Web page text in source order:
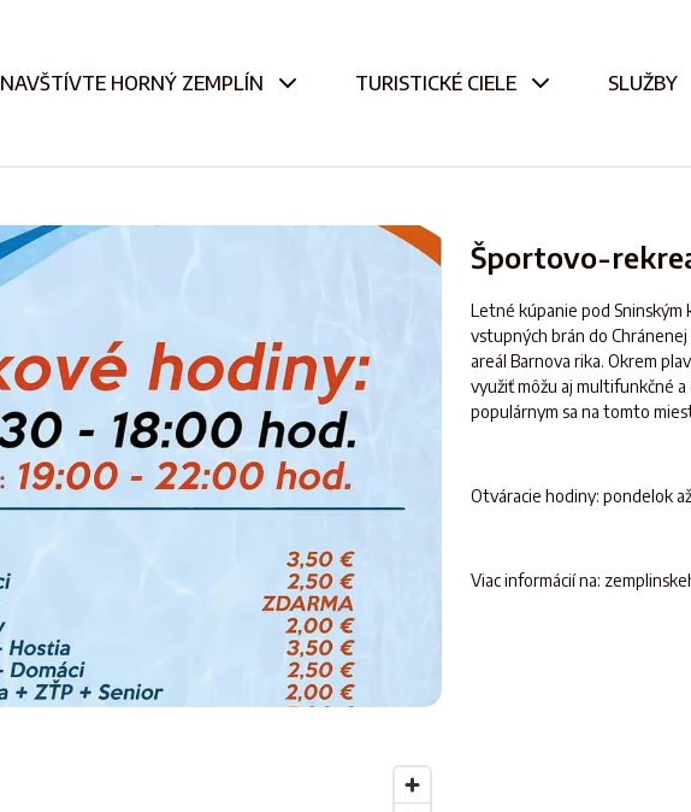
NAVŠTÍVTE HORNÝ ZEMPLÍN TURISTICKÉ CIELE SLUŽBY
Športovo-
Letné kúpanie pod Sninským
vstupných brán do
areál Barnova rika. Okrem
využiť môžu aj multifunkčné
populárnym sa na tomto
Otváracie hodiny: pondelok
Viac informácií na: